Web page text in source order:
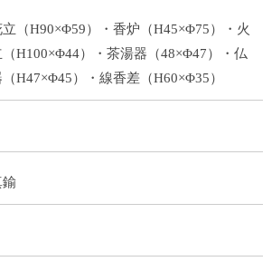
立（H90×Φ59）・香炉（H45×Φ75）・火
（H100×Φ44）・茶湯器（48×Φ47）・仏
（H47×Φ45）・線香差（H60×Φ35）